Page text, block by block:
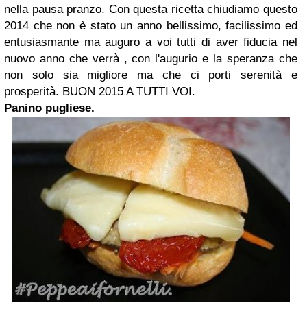
nella pausa pranzo. Con questa ricetta chiudiamo questo
2014 che non è stato un anno bellissimo, facilissimo ed
entusiasmante ma auguro a voi tutti di aver fiducia nel
nuovo anno che verrà , con l'augurio e la speranza che
non solo sia migliore ma che ci porti serenità e
prosperità. BUON 2015 A TUTTI VOI.
Panino pugliese.